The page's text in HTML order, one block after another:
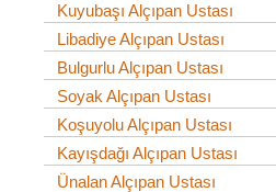
Kuyubaşı Alçıpan Ustası
Libadiye Alçıpan Ustası
Bulgurlu Alçıpan Ustası
Soyak Alçıpan Ustası
Koşuyolu Alçıpan Ustası
Kayışdağı Alçıpan Ustası
Ünalan Alçıpan Ustası